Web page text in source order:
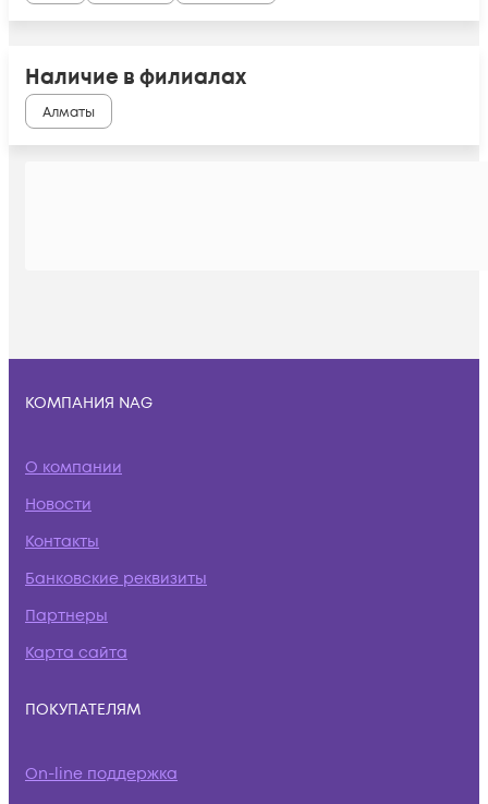
Наличие в филиалах
Алматы
КОМПАНИЯ NAG
О компании
Новости
Контакты
Банковские реквизиты
Партнеры
Карта сайта
ПОКУПАТЕЛЯМ
On-line поддержка